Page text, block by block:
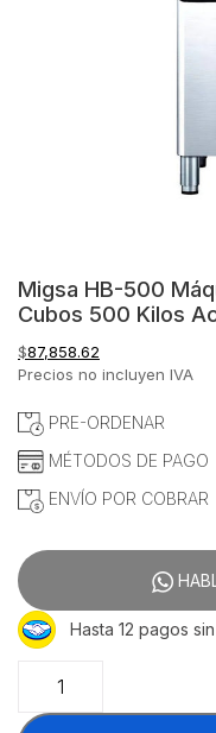
Migsa HB-500
Cubos 500 Kilos
$87,858.62
Precios no incluyen IVA
PRE-ORDENAR
MÉTODOS DE PAGO
ENVÍO POR COBRAR
Hasta 12 pagos
500